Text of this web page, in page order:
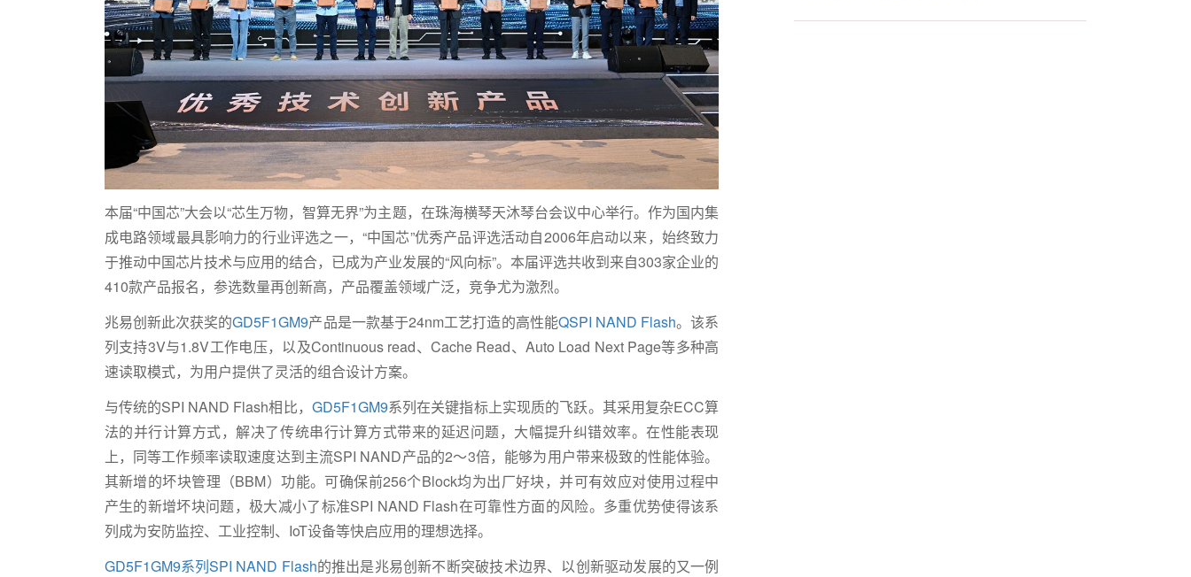
本届“中国芯”大会以“芯生万物，智算无界”为主题，在珠海横琴天沐琴台会议中心举行。作为国内集
成电路领域最具影响力的行业评选之一，“中国芯”优秀产品评选活动自2006年启动以来，始终致力
于推动中国芯片技术与应用的结合，已成为产业发展的“风向标”。本届评选共收到来自303家企业的
410款产品报名，参选数量再创新高，产品覆盖领域广泛，竞争尤为激烈。
兆易创新此次获奖的GD5F1GM9产品是一款基于24nm工艺打造的高性能QSPI NAND Flash。该系
列支持3V与1.8V工作电压，以及Continuous read、Cache Read、Auto Load Next Page等多种高
速读取模式，为用户提供了灵活的组合设计方案。
与传统的SPI NAND Flash相比， GD5F1GM9系列在关键指标上实现质的飞跃。其采用复杂ECC算
法的并行计算方式，解决了传统串行计算方式带来的延迟问题，大幅提升纠错效率。在性能表现
上，同等工作频率读取速度达到主流SPI NAND产品的2～3倍，能够为用户带来极致的性能体验。
其新增的坏块管理（BBM）功能。可确保前256个Block均为出厂好块，并可有效应对使用过程中
产生的新增坏块问题，极大减小了标准SPI NAND Flash在可靠性方面的风险。多重优势使得该系
列成为安防监控、工业控制、IoT设备等快启应用的理想选择。
GD5F1GM9系列SPI NAND Flash的推出是兆易创新不断突破技术边界、以创新驱动发展的又一例